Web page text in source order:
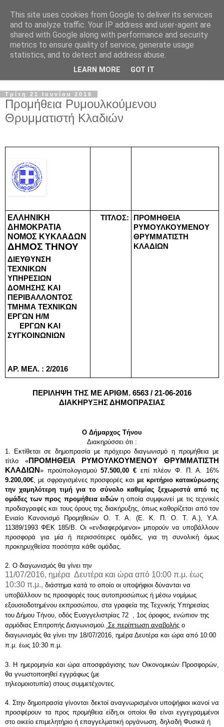
Τρίτη 21 Ιουνίου 2016
Προμήθεια Ρυμουλκούμενου
Θρυμματιστή Κλαδιών
ΕΛΛΗΝΙΚΗ
ΔΗΜΟΚΡΑΤΙΑ
ΝΟΜΟΣ ΚΥΚΛΑΔΩΝ
ΔΗΜΟΣ ΤΗΝΟΥ
ΔΙΕΥΘΥΝΣΗ
ΤΕΧΝΙΚΩΝ
ΥΠΗΡΕΣΙΩΝ
ΔΟΜΗΣΗΣ ΚΑΙ
ΠΕΡΙΒΑΛΛΟΝΤΟΣ
ΤΜΗΜΑ ΤΕΧΝΙΚΩΝ
ΕΡΓΩΝ Η/Μ
ΕΡΓΩΝ ΚΑΙ
ΣΥΓΚΟΙΝΩΝΙΩΝ
ΑΡ. ΜΕΛ. : 2/2016
ΤΙΤΛΟΣ:
ΠΡΟΜΗΘΕΙΑ
ΡΥΜΟΥΛΚΟΥΜΕΝΟΥ
ΘΡΥΜΜΑΤΙΣΤΗ
ΚΛΑΔΙΩΝ
ΠΕΡΙΛΗΨΗ ΤΗΣ ΜΕ ΑΡΙΘΜ. 6563 / 21-06-2016
ΔΙΑΚΗΡΥΞΗΣ ΔΗΜΟΠΡΑΣΙΑΣ
Ο Δήμαρχος Tήνου
Διακηρύσσει ότι :
1. Εκτίθεται σε δημοπρασία με πρόχειρο διαγωνισμό η προμήθεια με
τίτλο «ΠΡΟΜΗΘΕΙΑ ΡΥΜΟΥΛΚΟΥΜΕΝΟΥ ΘΡΥΜΜΑΤΙΣΤΗ
ΚΛΑΔΙΩΝ » προϋπολογισμού 57.500,00 € επί πλέον Φ. Π. Α. 16%
9.200,00€, με σφραγισμένες προσφορές και με κριτήριο κατακύρωσης
την χαμηλότερη τιμή για το σύνολο καθεμίας ξεχωριστά από τις
ομάδες των προς προμήθεια ειδών η οποία συμφωνεί με τις τεχνικές
προδιαγραφές και τους όρους της διακήρυξης, όπως καθορίζεται από τον
Ενιαίο Κανονισμό Προμηθειών Ο. Τ. Α. (Ε. Κ. Π. Ο. Τ. Α.), Υ.Α.
11389/1993 ΦΕΚ 185/Β. Οι «ενδιαφερόμενοι» μπορούν να υποβάλλουν
προσφορά για μία ή περισσότερες ομάδες, για τη συνολική όμως
προκηρυχθείσα ποσότητα κάθε ομάδας.
2. Ο διαγωνισμός θα γίνει την
11/07/2016, ημέρα Δευτέρα και ώρα από 10:00 π.μ. έως
10:30 π.μ., διάστημα κατά το οποίο οι υποψήφιοι δύνανται να
υποβάλλουν τις προσφορές τους αυτοπροσώπως ή μέσω νομίμως
εξουσιοδοτημένου εκπροσώπου, στα γραφεία της Τεχνικής Υπηρεσίας
του Δήμου Τήνου, οδός Ευαγγελιστρίας 72  , 1ος όροφος, ενώπιον της
αρμόδιας Επιτροπής Διαγωνισμού. Σε περίπτωση αναβολής ο
διαγωνισμός θα γίνει την 18/07/2016, ημέρα Δευτέρα και ώρα από 10:00
π.μ. έως 10:30 π.μ.
3. Η ημερομηνία και ώρα αποσφράγισης των Οικονομικών Προσφορών,
θα γνωστοποιηθεί εγγράφως (με
τηλεομοιοτυπία) στους συμμετέχοντες.
4. Στην δημοπρασία γίνονται δεκτοί αναγνωρισμένοι υποψήφιοι ικανοί να
προσφέρουν τα προς προμήθεια είδη,οι οποίοι θα είναι εγγεγραμμένοι
στο οικείο επιμελητήριο ή επαγγελματική οργάνωση, δηλαδή Φυσικά ή
This site uses cookies from Google to deliver its services
and to analyze traffic. Your IP address and user-agent are
shared with Google along with performance and security
metrics to ensure quality of service, generate usage
statistics, and to detect and address abuse.
LEARN MORE GOT IT